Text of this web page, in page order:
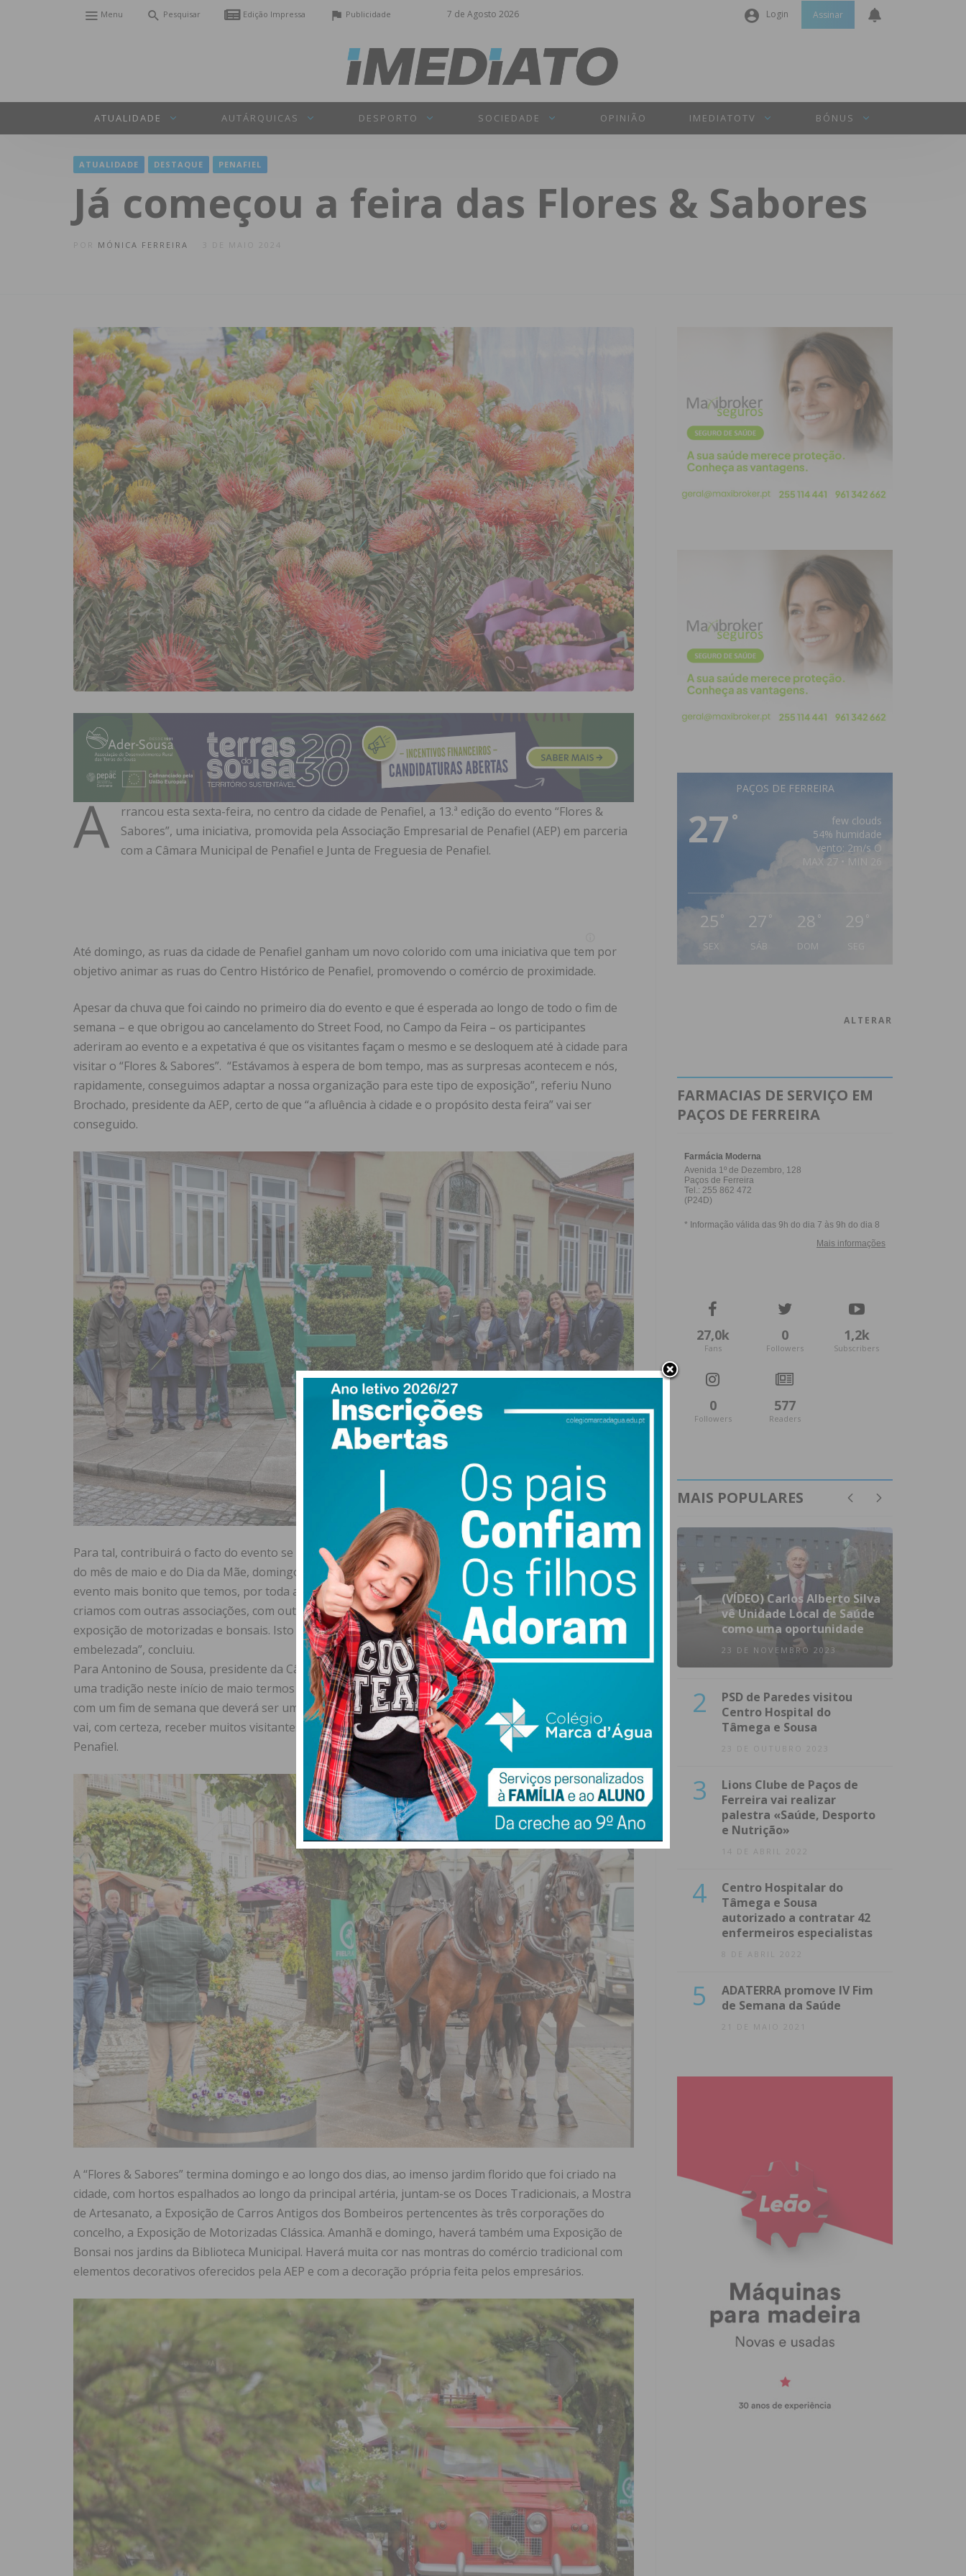
7 de Agosto 2026
Menu Pesquisar Edição Impressa Publicidade Login
Senha
INICIAR SESSÃO
Assinar
ATUALIDADE AUTÁRQUICAS DESPORTO SOCIEDADE OPINIÃO IMEDIATOTV BÓNUS
ATUALIDADE DESTAQUE PENAFIEL
Já começou a feira das Flores & Sabores
MÓNICA FERREIRA 3 DE MAIO 2024
A
rrancou esta sexta-feira, no centro da cidade de Penafiel, a 13.ª edição do evento “Flores &
Sabores”, uma iniciativa, promovida pela Associação Empresarial de Penafiel (AEP) em parceria
com a Câmara Municipal de Penafiel e Junta de Freguesia de Penafiel.
Até domingo, as ruas da cidade de Penafiel ganham um novo colorido com uma iniciativa que tem por
objetivo animar as ruas do Centro Histórico de Penafiel, promovendo o comércio de proximidade.
Apesar da chuva que foi caindo no primeiro dia do evento e que é esperada ao longo de todo o fim de
semana – e que obrigou ao cancelamento do Street Food, no Campo da Feira – os participantes
aderiram ao evento e a expetativa é que os visitantes façam o mesmo e se desloquem até à cidade para
visitar o “Flores & Sabores”. “Estávamos à espera de bom tempo, mas as surpresas acontecem e nós,
rapidamente, conseguimos adaptar a nossa organização para este tipo de exposição”, referiu Nuno
Brochado, presidente da AEP, certo de que “a afluência à cidade e o propósito desta feira” vai ser
conseguido.
Para tal, contribuirá o facto do evento se realizar há já 13 anos e de já ser uma referência no calendário
do mês de maio e do Dia da Mãe, domingo, o último dia do evento. “Este é muito provavelmente o
evento mais bonito que temos, por toda a dinâmica que criámos na cidade e por toda a envolvência que
criamos com outras associações, com outras exposições que não só as flores, caso dos sabores, da
exposição de motorizadas e bonsais. Isto e um fim de semana com a cidade de Penafiel completamente
embelezada”, concluiu.
Para Antonino de Sousa, presidente da Câmara Municipal de Penafiel, vai-se cumprir a tradição. “É já
uma tradição neste início de maio termos a nossa cidade tão engalanada, tão colorida e florida e mesmo
com um fim de semana que deverá ser um bocadinho mais cinzento, a cidade está bonita, acolhedora e
vai, com certeza, receber muitos visitantes porque a tradição vai manter-se”, referiu o autarca de
Penafiel.
A “Flores & Sabores” termina domingo e ao longo dos dias, ao imenso jardim florido que foi criado na
cidade, com hortos espalhados ao longo da principal artéria, juntam-se os Doces Tradicionais, a Mostra
de Artesanato, a Exposição de Carros Antigos dos Bombeiros pertencentes às três corporações do
concelho, a Exposição de Motorizadas Clássica. Amanhã e domingo, haverá também uma Exposição de
Bonsai nos jardins da Biblioteca Municipal. Haverá muita cor nas montras do comércio tradicional com
elementos decorativos oferecidos pela AEP e com a decoração própria feita pelos empresários.
PAÇOS DE FERREIRA
27 °
few clouds
54% humidade
vento: 2m/s O
MAX 27 • MIN 26
25 °
SEX
27 °
SÁB
28 °
DOM
29 °
ALTERAR
FARMACIAS DE SERVIÇO EM
PAÇOS DE FERREIRA
27,0k
Fans
0
Followers
1,2k
Subscribers
0
Followers
577
Readers
MAIS POPULARES
1
(VÍDEO) Carlos Alberto Silva
vê Unidade Local de Saúde
como uma oportunidade
23 DE NOVEMBRO 2023
2
PSD de Paredes visitou
Centro Hospital do
Tâmega e Sousa
23 DE OUTUBRO 2023
3
Lions Clube de Paços de
Ferreira vai realizar
palestra «Saúde, Desporto
e Nutrição»
14 DE ABRIL 2022
4
Centro Hospitalar do
Tâmega e Sousa
autorizado a contratar 42
enfermeiros especialistas
8 DE ABRIL 2022
5
ADATERRA promove IV Fim
de Semana da Saúde
21 DE MAIO 2021